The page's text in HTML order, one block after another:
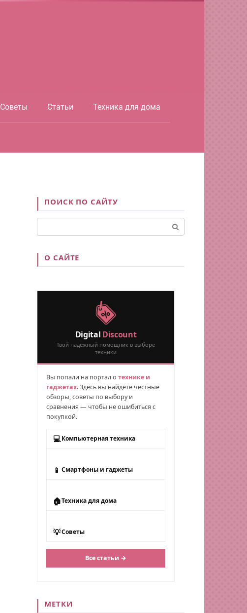
Советы Статьи Техника для дома
ПОИСК ПО САЙТУ
О САЙТЕ
Digital Discount
Твой надёжный помощник в выборе
техники
Вы попали на портал о технике и
гаджетах. Здесь вы найдёте честные
обзоры, советы по выбору и
сравнения — чтобы не ошибиться с
покупкой.
💻 Компьютерная техника
📱 Смартфоны и гаджеты
🏠Техника для дома
💡Советы
Все статьи →
МЕТКИ